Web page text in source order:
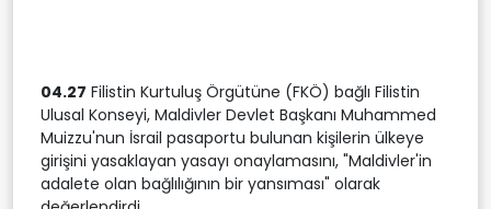
04.27 Filistin Kurtuluş Örgütüne (FKÖ) bağlı Filistin
Ulusal Konseyi, Maldivler Devlet Başkanı Muhammed
Muizzu'nun İsrail pasaportu bulunan kişilerin ülkeye
girişini yasaklayan yasayı onaylamasını, "Maldivler'in
adalete olan bağlılığının bir yansıması" olarak